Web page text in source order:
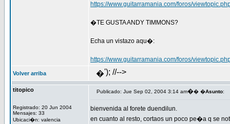
https://www.guitarramania.com/foros/
�TE GUSTA ANDY TIMMONS?
Echa un vistazo aqu�:
https://www.guitarramania.com/foros/
Volver arriba �'); //-->
titopico
Registrado: 20 Jun 2004
Mensajes: 33
Ubicaci�n: valencia
Publicado: Jue Sep 02, 2004 3:14 am�� �Asunto:
bienvenida al forete duendilun.
en cuanto al resto, cortaos un poco pe�a q se